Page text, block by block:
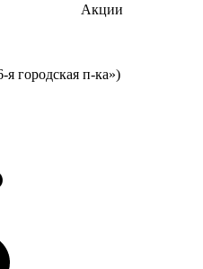
Акции
городская п-ка»)